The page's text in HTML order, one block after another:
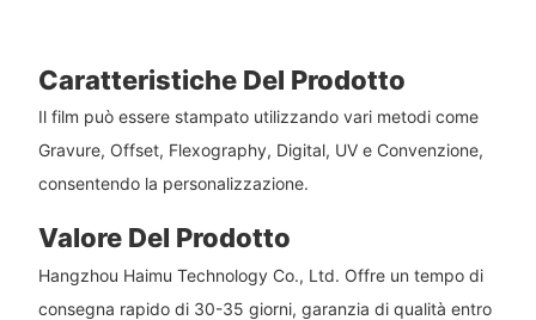
Caratteristiche Del Prodotto
Il film può essere stampato utilizzando vari metodi come
Gravure, Offset, Flexography, Digital, UV e Convenzione,
consentendo la personalizzazione.
Valore Del Prodotto
Hangzhou Haimu Technology Co., Ltd. Offre un tempo di
consegna rapido di 30-35 giorni, garanzia di qualità entro